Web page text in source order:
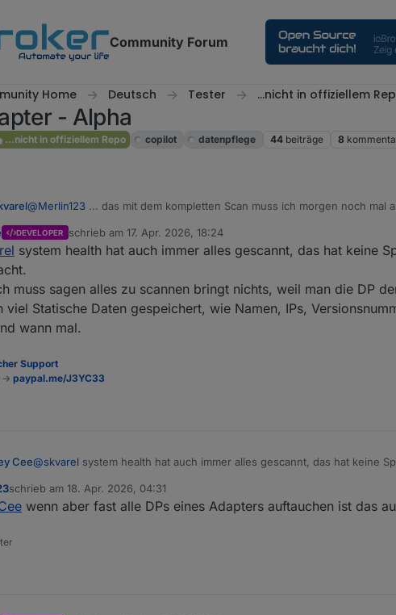
Community Forum
Home Deutsch Tester ...nicht in offiziellem
- Alpha
...nicht in offiziellem Repo copilot datenpflege 44 beiträge 8
@Merlin123
DEVELOPER schrieb am 17. Apr. 2026, 18:24
zuletzt editiert von
system health hat auch immer alles gescannt, das hat keine
muss sagen alles zu scannen bringt nichts, weil man die DP
viel Statische Daten gespeichert, wie Namen, IPs,
wann mal.
Support
> paypal.me/J3YC33
Cee@skvarel system health hat auch immer alles gescannt, das hat keine
Aber ich muss sagen alles zu scannen bringt nichts, weil man die DP
viel Statische Daten gespeichert, wie Namen, IPs, Versionsnummern,
schrieb am 18. Apr. 2026, 04:31
zuletzt editiert von
wenn aber fast alle DPs eines Adapters auftauchen ist das